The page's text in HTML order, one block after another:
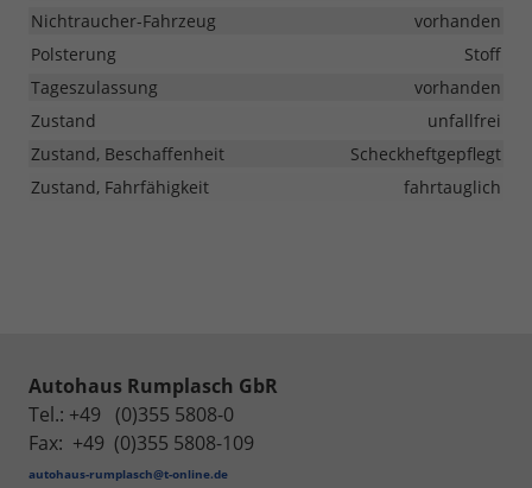
Nichtraucher-Fahrzeug
vorhanden
Polsterung
Stoff
Tageszulassung
vorhanden
Zustand
unfallfrei
Zustand, Beschaffenheit
Scheckheftgepflegt
Zustand, Fahrfähigkeit
fahrtauglich
Autohaus Rumplasch GbR
Tel.: +49 (0)355 5808-0
Fax: +49 (0)355 5808-109
autohaus-rumplasch@t-online.de